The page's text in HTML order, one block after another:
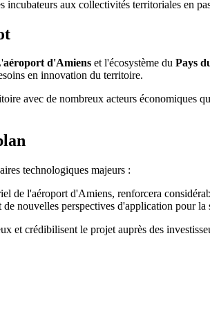
aux collectivités territoriales en
aéroport d'Amiens et l'écosystème du Pays
en innovation du territoire.
avec de nombreux acteurs économiques
technologiques majeurs :
de l'aéroport d'Amiens, renforcera
nouvelles perspectives d'application pour la
et crédibilisent le projet auprès des